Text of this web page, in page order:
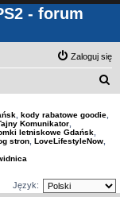
- forum
Zaloguj się
kody rabatowe goodie
Komunikator
letniskowe Gdańsk
stron LoveLifestyleNow
Język: